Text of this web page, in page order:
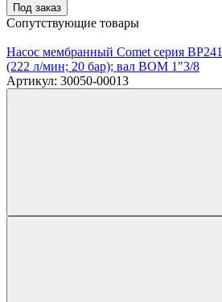
Под заказ
Сопутствующие товары
Насос мембранный Comet серия
(222 л/мин; 20 бар); вал ВОМ 1"3/8
Артикул: 30050-00013